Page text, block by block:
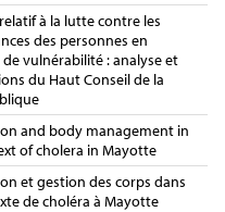
à la lutte contre les
des personnes en
vulnérabilité : analyse et
du Haut Conseil de la
and body management in
of cholera in Mayotte
et gestion des corps dans
de choléra à Mayotte